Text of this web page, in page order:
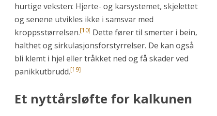
hurtige veksten: Hjerte- og karsystemet, skjelettet
og senene utvikles ikke i samsvar med
kroppsstørrelsen.[10] Dette fører til smerter i bein,
halthet og sirkulasjonsforstyrrelser. De kan også
bli klemt i hjel eller tråkket ned og få skader ved
panikkutbrudd.[19]
Et nyttårsløfte for kalkunen